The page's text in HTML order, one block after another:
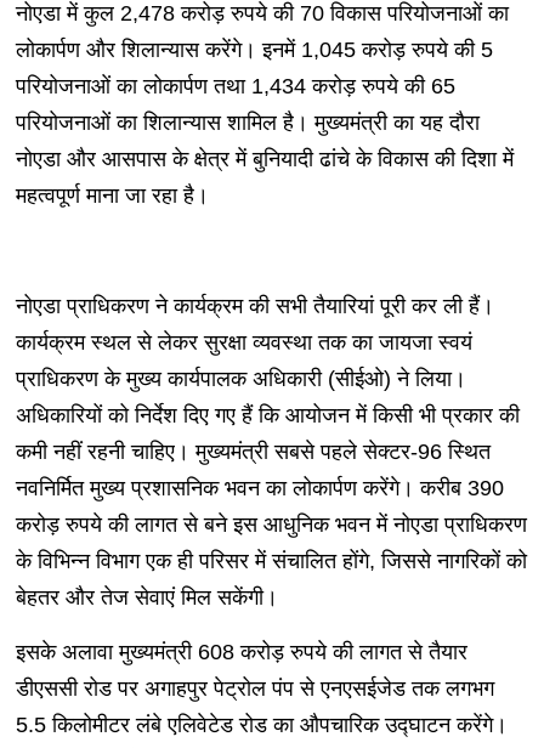
नोएडा में कुल 2,478 करोड़ रुपये की 70 विकास परियोजनाओं का
लोकार्पण और शिलान्यास करेंगे। इनमें 1,045 करोड़ रुपये की 5
परियोजनाओं का लोकार्पण तथा 1,434 करोड़ रुपये की 65
परियोजनाओं का शिलान्यास शामिल है। मुख्यमंत्री का यह दौरा
नोएडा और आसपास के क्षेत्र में बुनियादी ढांचे के विकास की दिशा में
महत्वपूर्ण माना जा रहा है।
नोएडा प्राधिकरण ने कार्यक्रम की सभी तैयारियां पूरी कर ली हैं।
कार्यक्रम स्थल से लेकर सुरक्षा व्यवस्था तक का जायजा स्वयं
प्राधिकरण के मुख्य कार्यपालक अधिकारी (सीईओ) ने लिया।
अधिकारियों को निर्देश दिए गए हैं कि आयोजन में किसी भी प्रकार की
कमी नहीं रहनी चाहिए। मुख्यमंत्री सबसे पहले सेक्टर-96 स्थित
नवनिर्मित मुख्य प्रशासनिक भवन का लोकार्पण करेंगे। करीब 390
करोड़ रुपये की लागत से बने इस आधुनिक भवन में नोएडा प्राधिकरण
के विभिन्न विभाग एक ही परिसर में संचालित होंगे, जिससे नागरिकों को
बेहतर और तेज सेवाएं मिल सकेंगी।
इसके अलावा मुख्यमंत्री 608 करोड़ रुपये की लागत से तैयार
डीएससी रोड पर अगाहपुर पेट्रोल पंप से एनएसईजेड तक लगभग
5.5 किलोमीटर लंबे एलिवेटेड रोड का औपचारिक उद्घाटन करेंगे।